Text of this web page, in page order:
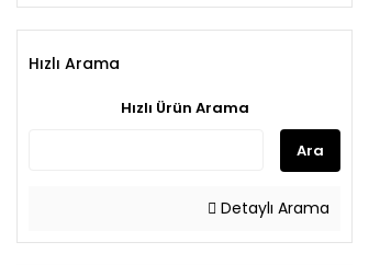
Hızlı Arama
Hızlı Ürün Arama
Ara
Detaylı Arama